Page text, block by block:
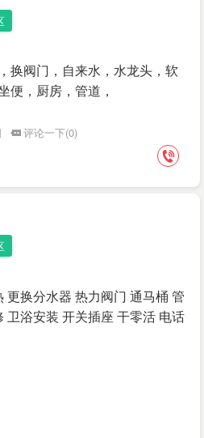
换阀门，自来水，水龙头，软
便，厨房，管道，
评论一下(0)
更换分水器 热力阀门 通马桶 管
卫浴安装 开关插座 干零活 电话